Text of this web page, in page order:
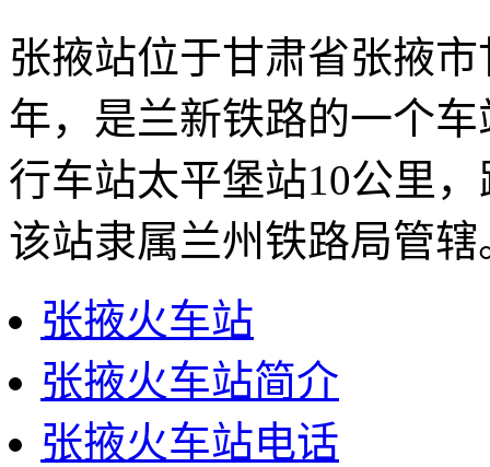
张掖站位于甘肃省张掖
年，是兰新铁路的一个
行车站太平堡站10公里
该站隶属兰州铁路局管辖
张掖火车站
张掖火车站简介
张掖火车站电话